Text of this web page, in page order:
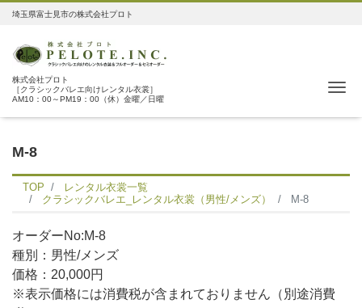
埼玉県富士見市の株式会社プロト
株式会社プロト
［クラシックバレエ向けレンタル衣裳］
AM10：00～PM19：00（休）金曜／日曜
M-8
TOP
レンタル衣裳一覧
クラシックバレエ_レンタル衣裳（男性/メンズ）
M-8
オーダーNo:M-8
種別：男性/メンズ
価格：20,000円
※表示価格には消費税が含まれておりません（別途消費